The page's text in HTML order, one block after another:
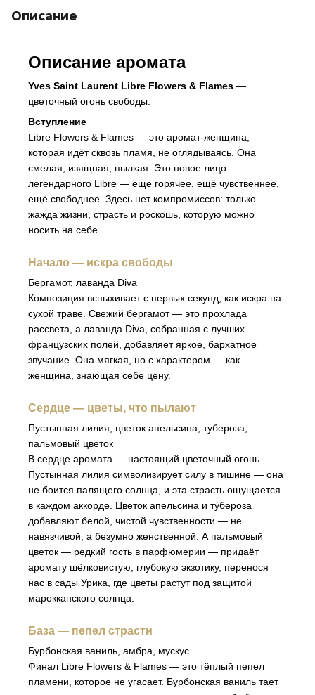
Описание
Описание аромата
Yves Saint Laurent Libre Flowers & Flames —
цветочный огонь свободы.
Вступление
Libre Flowers & Flames — это аромат-женщина,
которая идёт сквозь пламя, не оглядываясь. Она
смелая, изящная, пылкая. Это новое лицо
легендарного Libre — ещё горячее, ещё чувственнее,
ещё свободнее. Здесь нет компромиссов: только
жажда жизни, страсть и роскошь, которую можно
носить на себе.
Начало — искра свободы
Бергамот, лаванда Diva
Композиция вспыхивает с первых секунд, как искра на
сухой траве. Свежий бергамот — это прохлада
рассвета, а лаванда Diva, собранная с лучших
французских полей, добавляет яркое, бархатное
звучание. Она мягкая, но с характером — как
женщина, знающая себе цену.
Сердце — цветы, что пылают
Пустынная лилия, цветок апельсина, тубероза,
пальмовый цветок
В сердце аромата — настоящий цветочный огонь.
Пустынная лилия символизирует силу в тишине — она
не боится палящего солнца, и эта страсть ощущается
в каждом аккорде. Цветок апельсина и тубероза
добавляют белой, чистой чувственности — не
навязчивой, а безумно женственной. А пальмовый
цветок — редкий гость в парфюмерии — придаёт
аромату шёлковистую, глубокую экзотику, перенося
нас в сады Урика, где цветы растут под защитой
марокканского солнца.
База — пепел страсти
Бурбонская ваниль, амбра, мускус
Финал Libre Flowers & Flames — это тёплый пепел
пламени, которое не угасает. Бурбонская ваниль тает